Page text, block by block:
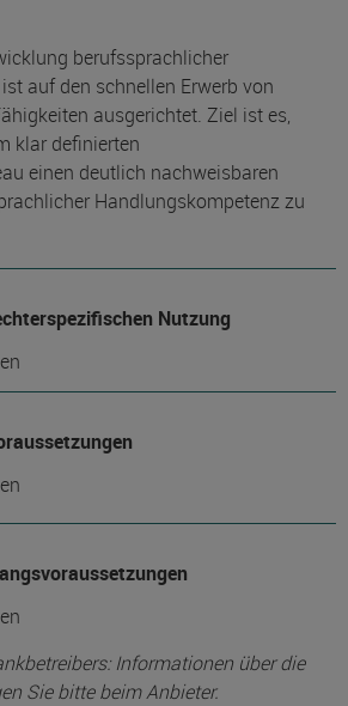
berufssprachlicher
auf den schnellen Erwerb von
ausgerichtet. Ziel ist es,
klar definierten
einen deutlich nachweisbaren
Handlungskompetenz zu
Nutzung
Informationen über die
Sie bitte beim Anbieter.